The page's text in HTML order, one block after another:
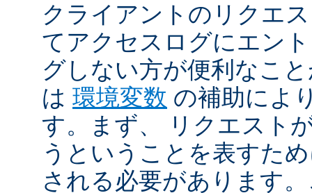
クライアントのリクエ
てアクセスログにエン
グしない方が便利なこ
は 環境変数 の補助によ
す。まず、 リクエスト
うということを表すた
される必要があります